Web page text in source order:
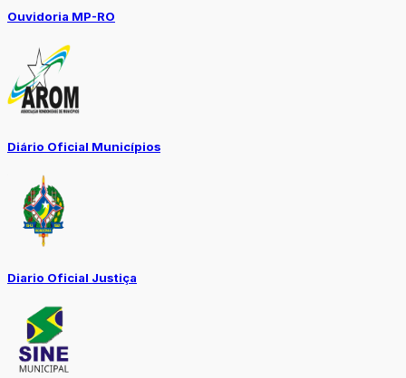
Ouvidoria MP-RO
Diário Oficial Municípios
Diario Oficial Justiça